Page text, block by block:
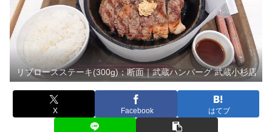
リブロースステーキ(300g)；断面｜武蔵ハンバーグ 武蔵小杉店
X Facebook はてブ